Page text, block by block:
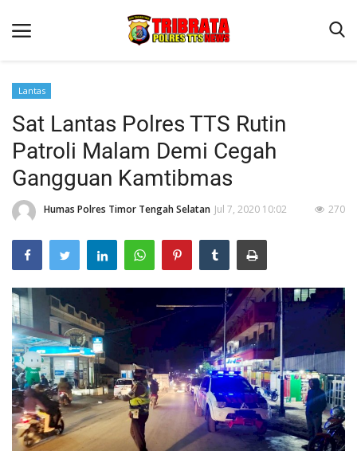
Beranda
Terms & Conditions
Reskrim
Binkam
Lantas
Giat Ops
Polisi Kita
Jurnal Kamtibmas
Lantas
Sat Lantas Polres TTS Rutin
Patroli Malam Demi Cegah
Gangguan Kamtibmas
Humas Polres Timor Tengah Selatan Jul 7, 2020 10:02 270